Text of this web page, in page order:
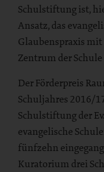
Schulstiftung ist,
Ansatz, das
Glaubenspraxis
Zentrum der
Der Förderpreis
Schuljahres 2016/
Schulstiftung der
evangelische
fünfzehn
Kuratorium drei